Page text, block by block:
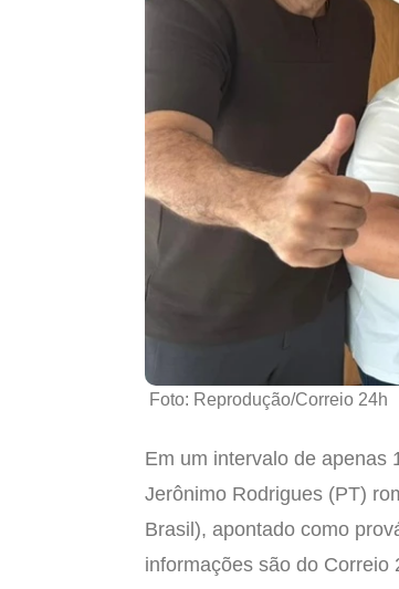
Foto: Reprodução/Correio 24h
Em um intervalo de apenas
Jerônimo Rodrigues (PT)
Brasil), apontado como
informações são do Correio